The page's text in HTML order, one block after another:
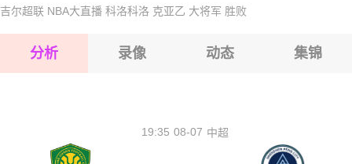
2026-08-15 【法U19】 巴斯蒂亚U19VS马赛U19
吉尔超联 NBA大直播 科洛科洛 克亚乙 大将军 胜败
分析 录像 动态 集锦
08-07
19:35 中超